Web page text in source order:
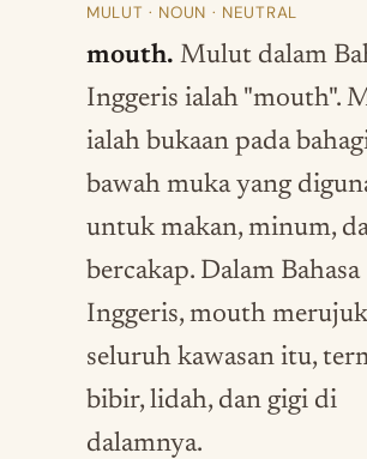
MULUT · NOUN · NEUTRAL
mouth. Mulut dalam
Inggeris ialah "mouth".
ialah bukaan pada
bawah muka yang
untuk makan, minum,
bercakap. Dalam Bahasa
Inggeris, mouth merujuk
seluruh kawasan itu,
bibir, lidah, dan gigi di
dalamnya.